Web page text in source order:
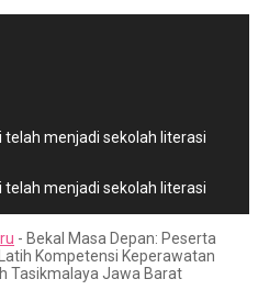
telah menjadi sekolah literasi
telah menjadi sekolah literasi
- Bekal Masa Depan: Peserta
Kompetensi Keperawatan
Tasikmalaya Jawa Barat